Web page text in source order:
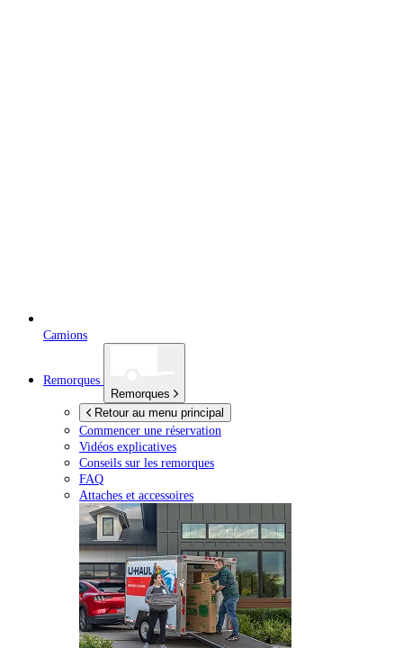
Camions
Remorques
Remorques
Retour au menu principal
Commencer une réservation
Vidéos explicatives
Conseils sur les remorques
FAQ
Attaches et accessoires